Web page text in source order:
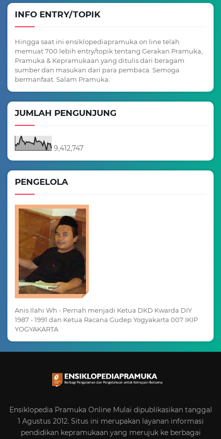
INFO ENTRY/TOPIK
Hingga saat ini ensiklopediapramuka on line telah
memuat 700 lebih entry/topik tentang Gerakan Pramuka,
Pramuka & Kepramukaan yang ditulis dari beragam
sumber dan masukan dari para pembaca. Semoga
bermanfaat. Salam Pramuka.
JUMLAH PENGUNJUNG
9,412,747
PENGELOLA
Anis Ilahi Wh - Pernah menjadi Ketua DKD Kwarda DIY
1987 - 1991 dan Ketua Racana Gudep Yogyakarta 007 IKIP
YOGYAKARTA
Ensiklopedia Pramuka Online Mulai dipublikasikan tanggal
1 Agustus 2012. Situs ini merupakan layanan informasi
pendidikan kepramukaan yang merujuk ke berbagai